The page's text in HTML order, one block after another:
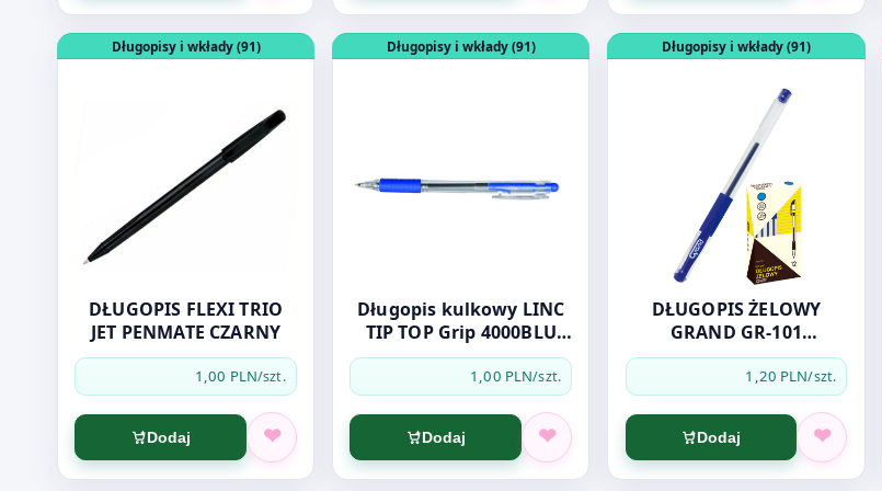
Otwórz produkt: DŁUGOPIS FLEXI TRIO JET PENMATE CZARNY
Długopisy i wkłady (91)
DŁUGOPIS FLEXI TRIO
JET PENMATE CZARNY
1,00 PLN/szt.
Dodaj
Otwórz produkt: Długopis kulkowy LINC TIP TOP Grip 4000BLU
Długopisy i wkłady (91)
Długopis kulkowy LINC
TIP TOP Grip 4000BLU
NIEBIES
1,00 PLN/szt.
Dodaj
Otwórz produkt: DŁUGOPIS
Długopisy i wkłady (91)
DŁUGOPIS ŻELOWY
GRAND GR-101
NIEBIESKI
1,20 PLN/szt.
Dodaj